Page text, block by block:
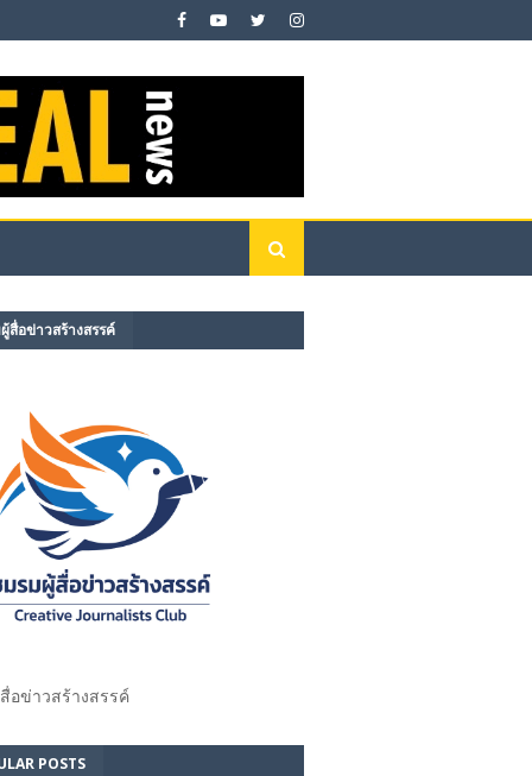
สื่อข่าวสร้างสรรค์​
อข่าวสร้างสรรค์​
POSTS